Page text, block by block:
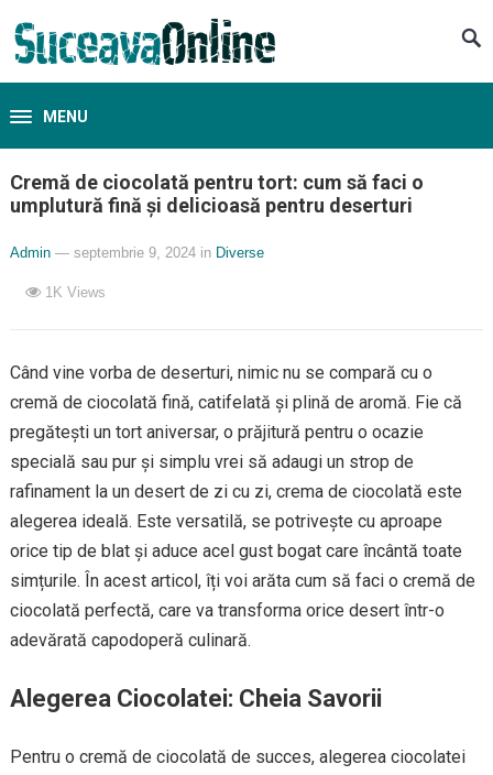
MENU
Cremă de ciocolată pentru tort: cum să faci o
umplutură fină și delicioasă pentru deserturi
Admin — septembrie 9, 2024 in Diverse
1K Views
Când vine vorba de deserturi, nimic nu se compară cu o
cremă de ciocolată fină, catifelată și plină de aromă. Fie că
pregătești un tort aniversar, o prăjitură pentru o ocazie
specială sau pur și simplu vrei să adaugi un strop de
rafinament la un desert de zi cu zi, crema de ciocolată este
alegerea ideală. Este versatilă, se potrivește cu aproape
orice tip de blat și aduce acel gust bogat care încântă toate
simțurile. În acest articol, îți voi arăta cum să faci o cremă de
ciocolată perfectă, care va transforma orice desert într-o
adevărată capodoperă culinară.
Alegerea Ciocolatei: Cheia Savorii
Pentru o cremă de ciocolată de succes, alegerea ciocolatei